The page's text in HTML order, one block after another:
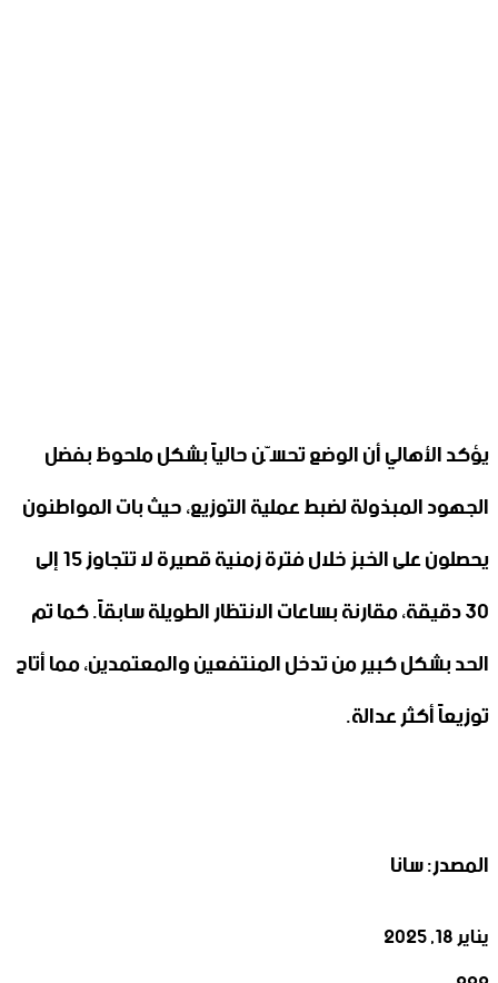
يؤكد الأهالي أن الوضع تحسّن حالياً بشكل ملحوظ بفضل
الجهود المبذولة لضبط عملية التوزيع، حيث بات المواطنون
يحصلون على الخبز خلال فترة زمنية قصيرة لا تتجاوز 15 إلى
30 دقيقة، مقارنة بساعات الانتظار الطويلة سابقاً. كما تم
الحد بشكل كبير من تدخل المنتفعين والمعتمدين، مما أتاح
توزيعاً أكثر عدالة.
المصدر: سانا
يناير 18, 2025